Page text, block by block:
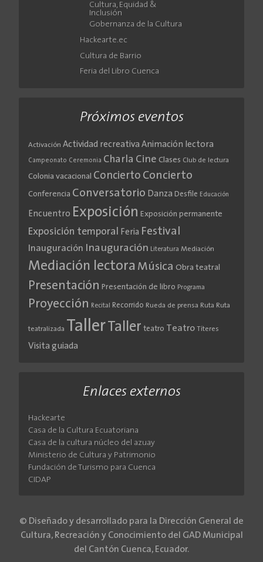
Cultura, Equidad &
Inclusión
Gobernanza de la Cultura
Hackearte.ec
Cultura de Barrio
Feria del Libro Cuenca
Próximos eventos
Activación Actividad recreativa Animación lectora
Campeonato Ceremonia Charla Cine Clases Club de lectura
Colonia vacacional Concierto Concierto
Conferencia Conversatorio Danza Desfile Educación
Encuentro Exposición Exposición permanente
Exposición temporal Feria Festival
Inauguración Inauguración Literatura Mediación
Mediación lectora Música Obra teatral
Presentación Presentación de libro Programa
Proyección Recital Recorrido Rueda de prensa Ruta Ruta
teatralizada TallerTaller teatro Teatro Títeres
Visita guiada
Enlaces externos
Hackearte
Casa de la Cultura Ecuatoriana
Casa de la cultura núcleo del azuay
Ministerio de Cultura y Patrimonio
Fundación de Turismo para Cuenca
CIDAP
© Diseñado y desarrollado para la Dirección General de
Cultura, Recreación y Conocimiento del GAD Municipal
del Cantón Cuenca, Ecuador.